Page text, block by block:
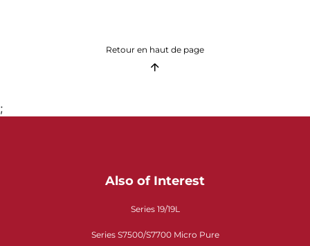
Retour en haut de page
;
Also of Interest
Series 19/19L
Series S7500/S7700 Micro Pure